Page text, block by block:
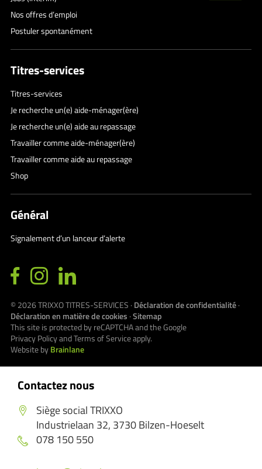
Contactez nous
Siège social TRIXXO
Industrielaan 32, 3730 Bilzen-Hoeselt
078 150 550
Nos offres d’emploi
Postuler spontanément
Titres-services
Titres-services
Je recherche un(e) aide-ménager(ère)
Je recherche un(e) aide au repassage
Travailler comme aide-ménager(ère)
Travailler comme aide au repassage
Shop
Général
Signalement d’un lanceur d’alerte
© 2026TRIXXO TITRES-SERVICES · Déclaration de confidentialité·
Déclaration en matière de cookies ·Sitemap
This site is protected by reCAPTCHA and the Google
Privacy PolicyandTerms of Serviceapply.
Website byBrainlane